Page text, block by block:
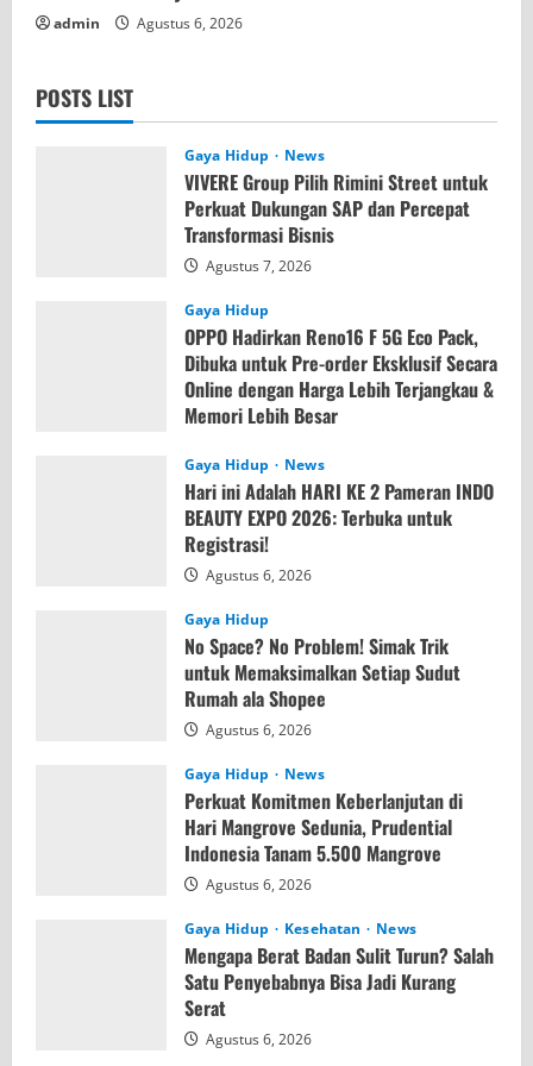
admin Agustus 6, 2026
POSTS LIST
Gaya Hidup News
VIVERE Group Pilih Rimini Street untuk
Perkuat Dukungan SAP dan Percepat
Transformasi Bisnis
Agustus 7, 2026
Gaya Hidup
OPPO Hadirkan Reno16 F 5G Eco Pack,
Dibuka untuk Pre-order Eksklusif Secara
Online dengan Harga Lebih Terjangkau &
Memori Lebih Besar
Gaya Hidup
News
Hari ini Adalah HARI KE 2 Pameran INDO
BEAUTY EXPO 2026: Terbuka untuk
Registrasi!
Agustus 6, 2026
Gaya Hidup
No Space? No Problem! Simak Trik
untuk Memaksimalkan Setiap Sudut
Rumah ala Shopee
Agustus 6, 2026
Gaya Hidup News
Perkuat Komitmen Keberlanjutan di
Hari Mangrove Sedunia, Prudential
Indonesia Tanam 5.500 Mangrove
Agustus 6, 2026
Gaya Hidup Kesehatan News
Mengapa Berat Badan Sulit Turun? Salah
Satu Penyebabnya Bisa Jadi Kurang
Serat
Agustus 6, 2026